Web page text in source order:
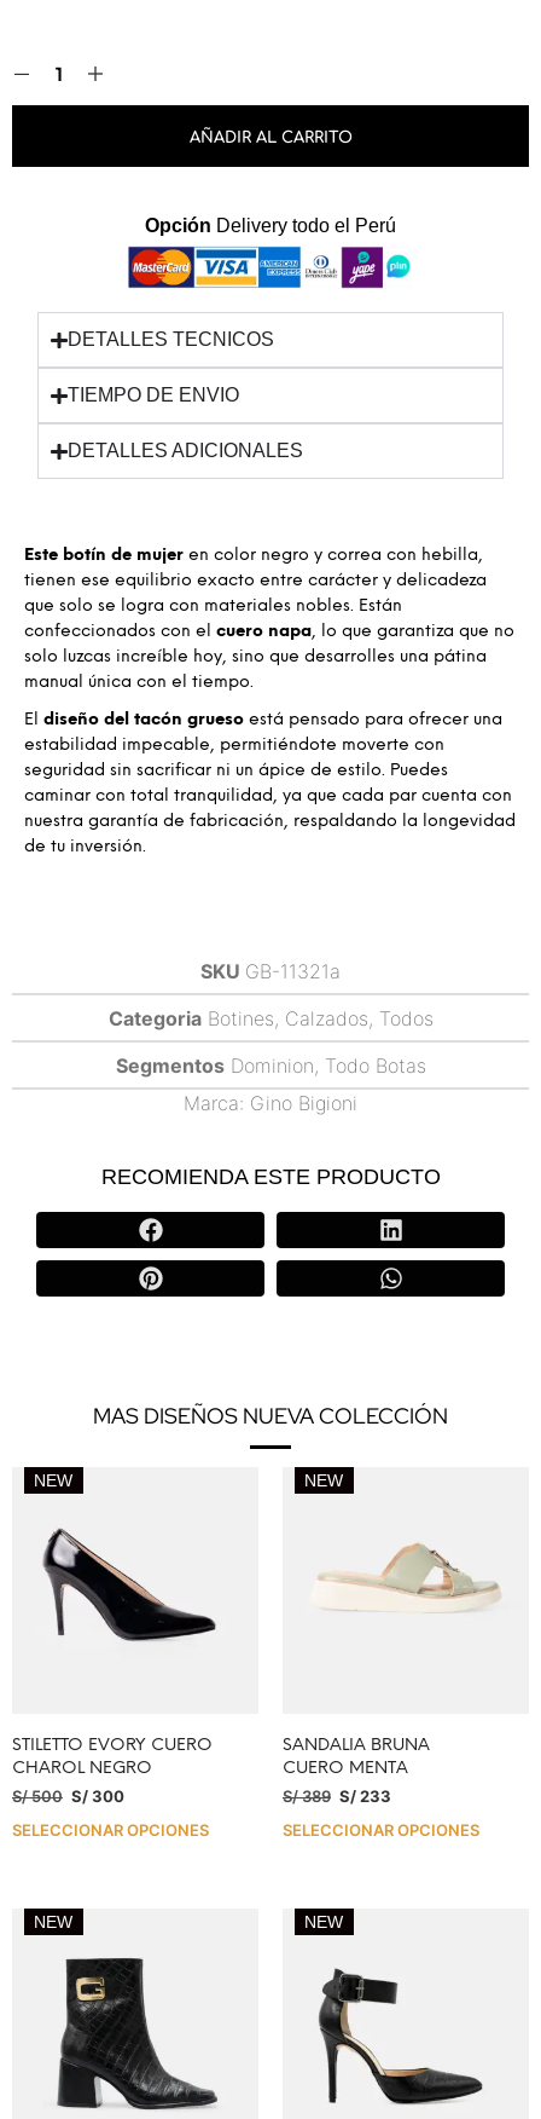
AÑADIR AL CARRITO
Opción Envios rápidos
DETALLES TECNICOS
TIEMPO DE ENVIO
DETALLES ADICIONALES
Este botín de mujer en color negro y correa con hebilla,
tienen ese equilibrio exacto entre carácter y delicadeza
que solo se logra con materiales nobles. Están
confeccionados con el cuero napa, lo que garantiza que no
solo luzcas increíble hoy, sino que desarrolles una pátina
manual única con el tiempo.
El diseño del tacón grueso está pensado para ofrecer una
estabilidad impecable, permitiéndote moverte con
seguridad sin sacrificar ni un ápice de estilo. Puedes
caminar con total tranquilidad, ya que cada par cuenta con
nuestra garantía de fabricación, respaldando la longevidad
de tu inversión.
SKU GB-11321a
Categoria Botines, Calzados, Todos
Segmentos Dominion, Todo Botas
Marca: Gino Bigioni
RECOMIENDA ESTE PRODUCTO
MAS DISEÑOS NUEVA COLECCIÓN
NEW
STILETTO EVORY CUERO
CHAROL NEGRO
S/500 S/300
SELECCIONAR OPCIONES
NEW
SANDALIA BRUNA
CUERO MENTA
S/389 S/233
SELECCIONAR OPCIONES
NEW NEW